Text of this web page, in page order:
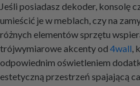
Jeśli posiadasz dekoder, konsolę
umieścić je w meblach, czy na
różnych elementów sprzętu
trójwymiarowe akcenty od 4wall,
odpowiednim oświetleniem
estetyczną przestrzeń spajającą